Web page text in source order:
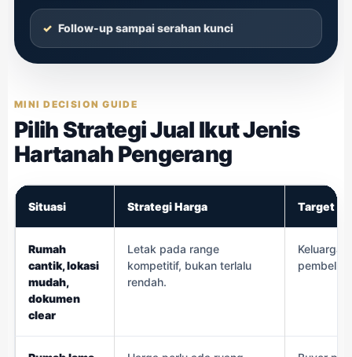
Follow-up sampai serahan kunci
MINI DECISION GUIDE
Pilih Strategi Jual Ikut Jenis
Hartanah Pengerang
Situasi Strategi Harga Target
Rumah
cantik, lokasi
mudah,
dokumen
clear
Letak pada range
kompetitif, bukan terlalu
rendah.
Keluarga,
pembeli